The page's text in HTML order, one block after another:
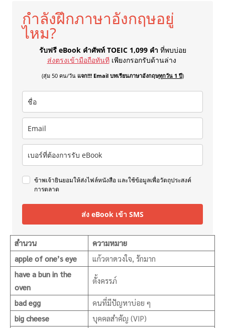
กำลังฝึกภาษาอังกฤษอยู่
ไหม?
รับฟรี eBook คำศัพท์ TOEIC 1,099 คำ ที่พบบ่อย
ส่งตรงเข้ามือถือทันที เพียงกรอกรับด้านล่าง
(สุ่ม 50 คน/วัน แจก!!! Email บทเรียนภาษาอังกฤษทุกวัน 1 ปี)
ข้าพเจ้ายินยอมให้ส่งไฟล์หนังสือ และใช้ข้อมูลเพื่อวัตถุประสงค์
การตลาด
ส่ง eBook เข้า SMS
สำนวน
ความหมาย
apple of one’s eye
แก้วตาดวงใจ, รักมาก
have a bun in the
oven
ตั้งครรภ์
bad egg
คนที่มีปัญหาบ่อย ๆ
big cheese
บุคคลสำคัญ (VIP)